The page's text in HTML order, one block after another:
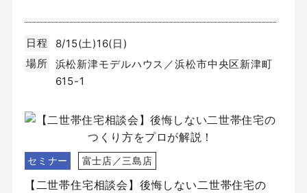
日程
8/15(土)16(日)
場所
浜松新津モデルハウス／浜松市中央区新津町
615-1
セミナー 富士店／三島店
【二世帯住宅相談会】後悔しない二世帯住宅の